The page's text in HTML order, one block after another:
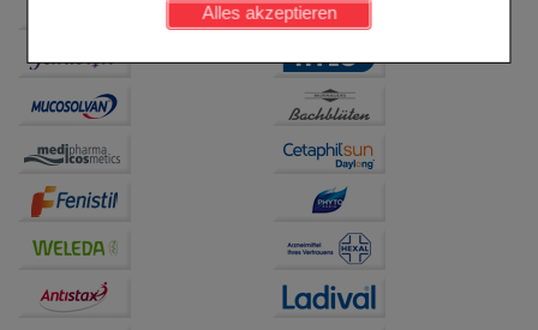
Einkaufserlebnis noch ansprechender zu gestalten,
Besuchers oder unsere Seite an bevorzugte
Verhaltensweisen (z.B. Spracheinstellung)
anzupassen. Komfort-Cookies ermöglichen es uns
auch auf Ihre Bedürfnisse zugeschrittene Inhalte
anzuzeigen und unser Partnerprogramm zu
betreiben.
Statistik & Tracking:
Hierüber lassen sich
Informationen über die Art und Weise der Nutzung
unserer Website sammeln, mit deren Hilfe wir unsere
Alles akzeptieren